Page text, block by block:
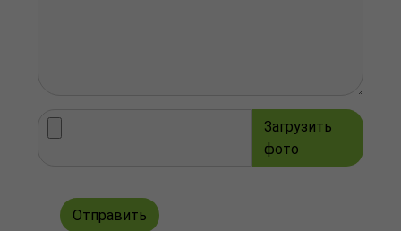
Загрузить
фото
Отправить